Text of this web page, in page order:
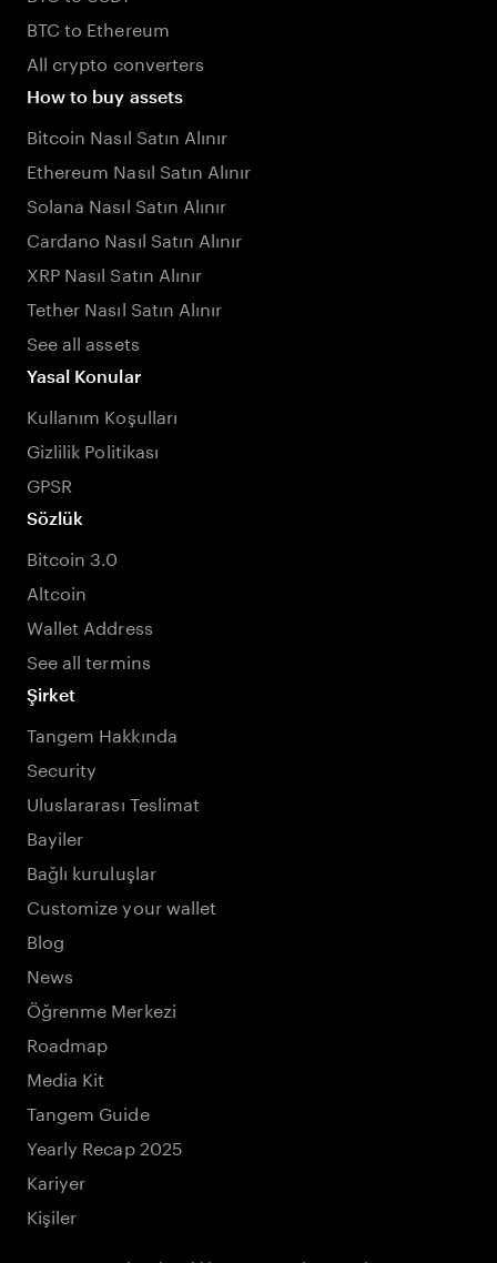
BTC to Ethereum
All crypto converters
How to buy assets
Bitcoin Nasıl Satın Alınır
Ethereum Nasıl Satın Alınır
Solana Nasıl Satın Alınır
Cardano Nasıl Satın Alınır
XRP Nasıl Satın Alınır
Tether Nasıl Satın Alınır
See all assets
Yasal Konular
Kullanım Koşulları
Gizlilik Politikası
GPSR
Sözlük
Bitcoin 3.0
Altcoin
Wallet Address
See all termins
Şirket
Tangem Hakkında
Security
Uluslararası Teslimat
Bayiler
Bağlı kuruluşlar
Customize your wallet
Blog
News
Öğrenme Merkezi
Roadmap
Media Kit
Tangem Guide
Yearly Recap 2025
Kariyer
Kişiler